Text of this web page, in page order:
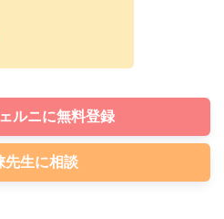
ルニに無料登録
先生に相談